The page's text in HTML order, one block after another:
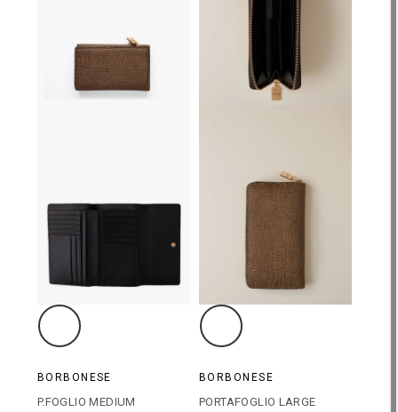
BORBONESE
P.FOGLIO MEDIUM
BORBONESE
PORTAFOGLIO LARGE